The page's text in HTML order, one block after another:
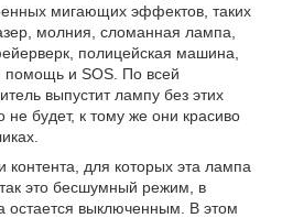
мигающих эффектов, таких
молния, сломанная лампа,
полицейская машина,
и SOS. По всей
выпустит лампу без этих
не будет, к тому же они красиво
контента, для которых эта лампа
это бесшумный режим, в
остается выключенным. В этом